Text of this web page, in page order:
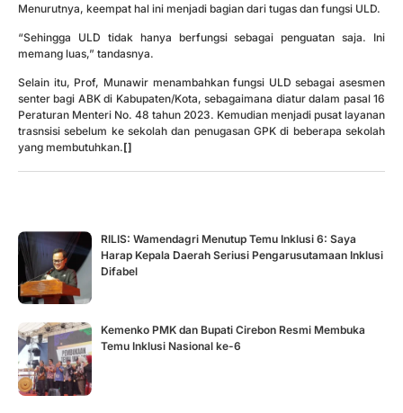
Menurutnya, keempat hal ini menjadi bagian dari tugas dan fungsi ULD.
“Sehingga ULD tidak hanya berfungsi sebagai penguatan saja. Ini
memang luas,” tandasnya.
Selain itu, Prof, Munawir menambahkan fungsi ULD sebagai asesmen
senter bagi ABK di Kabupaten/Kota, sebagaimana diatur dalam pasal 16
Peraturan Menteri No. 48 tahun 2023. Kemudian menjadi pusat layanan
trasnsisi sebelum ke sekolah dan penugasan GPK di beberapa sekolah
yang membutuhkan.[]
RILIS: Wamendagri Menutup Temu Inklusi 6: Saya
Harap Kepala Daerah Seriusi Pengarusutamaan Inklusi
Difabel
Kemenko PMK dan Bupati Cirebon Resmi Membuka
Temu Inklusi Nasional ke-6